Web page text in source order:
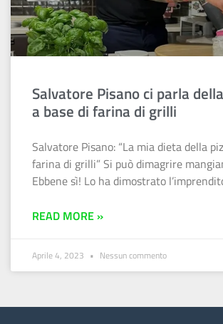
Salvatore Pisano ci parla
a base di farina di grilli
Salvatore Pisano: “La mia dieta della
farina di grilli” Si può dimagrire
Ebbene sì! Lo ha dimostrato
READ MORE »
Aprile 4, 2023 Nessun commento